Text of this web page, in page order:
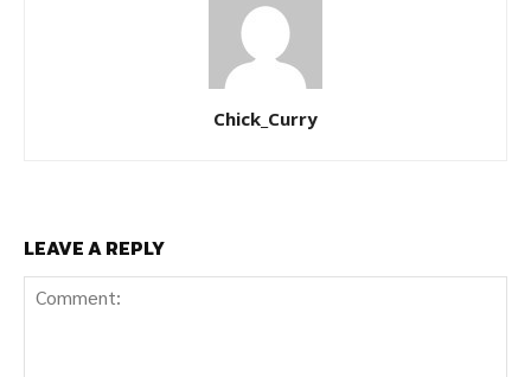
Chick_Curry
LEAVE A REPLY